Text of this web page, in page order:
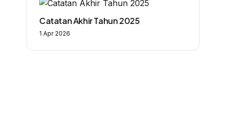
Catatan Akhir Tahun 2025
1 Apr 2026